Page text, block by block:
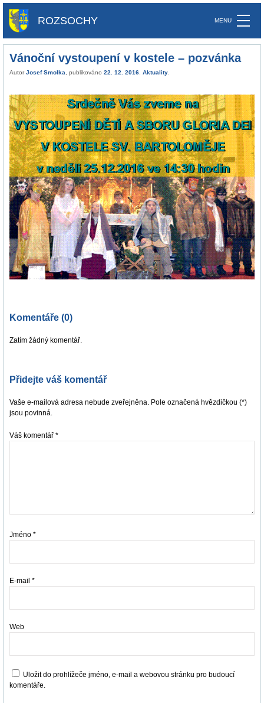
ROZSOCHY
Vánoční vystoupení v kostele – pozvánka
Autor Josef Smolka , publikováno 22. 12. 2016 Aktuality
Komentáře (0)
Zatím žádný komentář.
Přidejte váš komentář
Vaše e-mailová adresa nebude zveřejněna. Pole označená hvězdičkou (*)
jsou povinná.
Váš komentář *
Jméno *
E-mail *
Web
Uložit do prohlížeče jméno, e-mail a webovou stránku pro budoucí
komentáře.